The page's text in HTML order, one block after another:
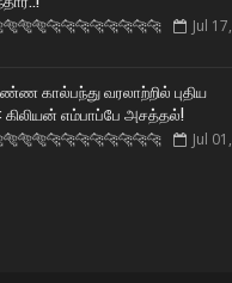
Jul 17,
கால்பந்து வரலாற்றில் புதிய
எம்பாப்பே அசத்தல்!
Jul 01,